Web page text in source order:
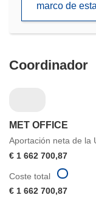
nueva
marco de
Coordinador
MET OFFICE
Aportación neta de la
€ 1 662 700,87
Coste total
€ 1 662 700,87